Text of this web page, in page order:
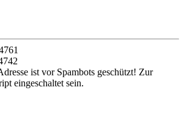
ist vor Spambots geschützt! Zur
eingeschaltet sein.